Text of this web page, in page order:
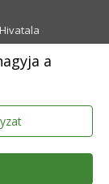
a